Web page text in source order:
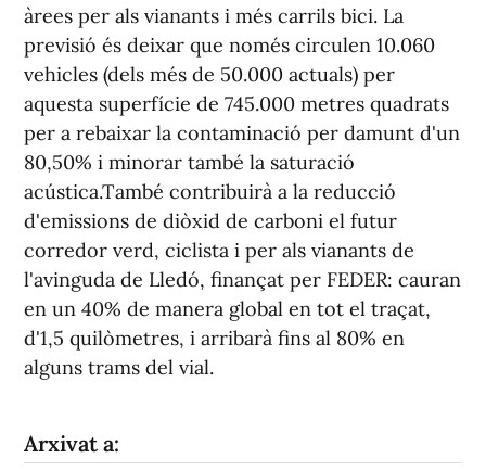
àrees per als vianants i més carrils bici. La
previsió és deixar que només circulen 10.060
vehicles (dels més de 50.000 actuals) per
aquesta superfície de 745.000 metres quadrats
per a rebaixar la contaminació per damunt d'un
80,50% i minorar també la saturació
acústica.També contribuirà a la reducció
d'emissions de diòxid de carboni el futur
corredor verd, ciclista i per als vianants de
l'avinguda de Lledó, finançat per FEDER: cauran
en un 40% de manera global en tot el traçat,
d'1,5 quilòmetres, i arribarà fins al 80% en
alguns trams del vial.
Arxivat a: